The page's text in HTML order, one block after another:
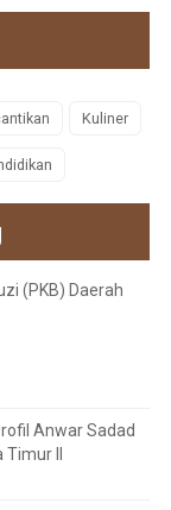
Kuliner
(PKB) Daerah
Anwar Sadad
II